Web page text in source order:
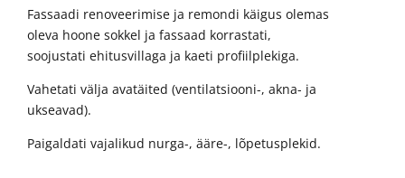
Fassaadi renoveerimise ja remondi käigus olemas
oleva hoone sokkel ja fassaad korrastati,
soojustati ehitusvillaga ja kaeti profiilplekiga.
Vahetati välja avatäited (ventilatsiooni-, akna- ja
ukseavad).
Paigaldati vajalikud nurga-, ääre-, lõpetusplekid.